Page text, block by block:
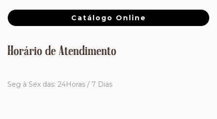
Catálogo Online
Horário de Atendimento
Seg à Sex das: 24Horas / 7 Dias